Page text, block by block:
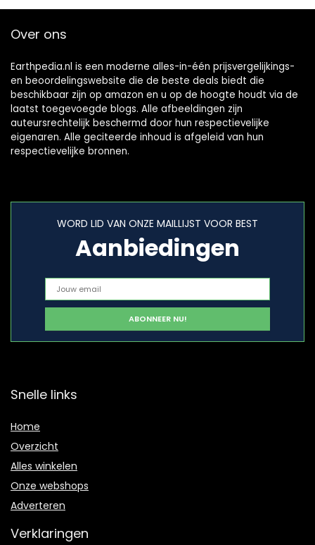
Over ons
Earthpedia.nl is een moderne alles-in-één prijsvergelijkings-
en beoordelingswebsite die de beste deals biedt die
beschikbaar zijn op amazon en u op de hoogte houdt via de
laatst toegevoegde blogs. Alle afbeeldingen zijn
auteursrechtelijk beschermd door hun respectievelijke
eigenaren. Alle geciteerde inhoud is afgeleid van hun
respectievelijke bronnen.
WORD LID VAN ONZE MAILLIJST VOOR BEST
Aanbiedingen
Snelle links
Home
Overzicht
Alles winkelen
Onze webshops
Adverteren
Verklaringen